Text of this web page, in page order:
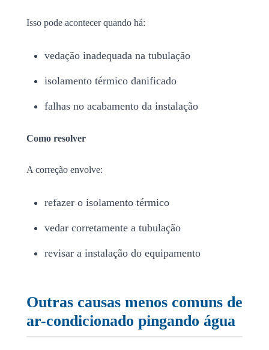
Isso pode acontecer quando há:
vedação inadequada na tubulação
isolamento térmico danificado
falhas no acabamento da instalação
Como resolver
A correção envolve:
refazer o isolamento térmico
vedar corretamente a tubulação
revisar a instalação do equipamento
Outras causas menos comuns de
ar-condicionado pingando água